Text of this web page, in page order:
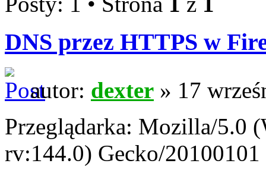
DNS przez HTTPS w
autor: dexter » 17
Przeglądarka: Mozilla/5.0
rv:144.0) Gecko/